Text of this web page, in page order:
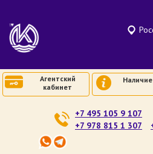
Агентский
кабинет
+7 495 105 9 107
+7 978 815 1 307